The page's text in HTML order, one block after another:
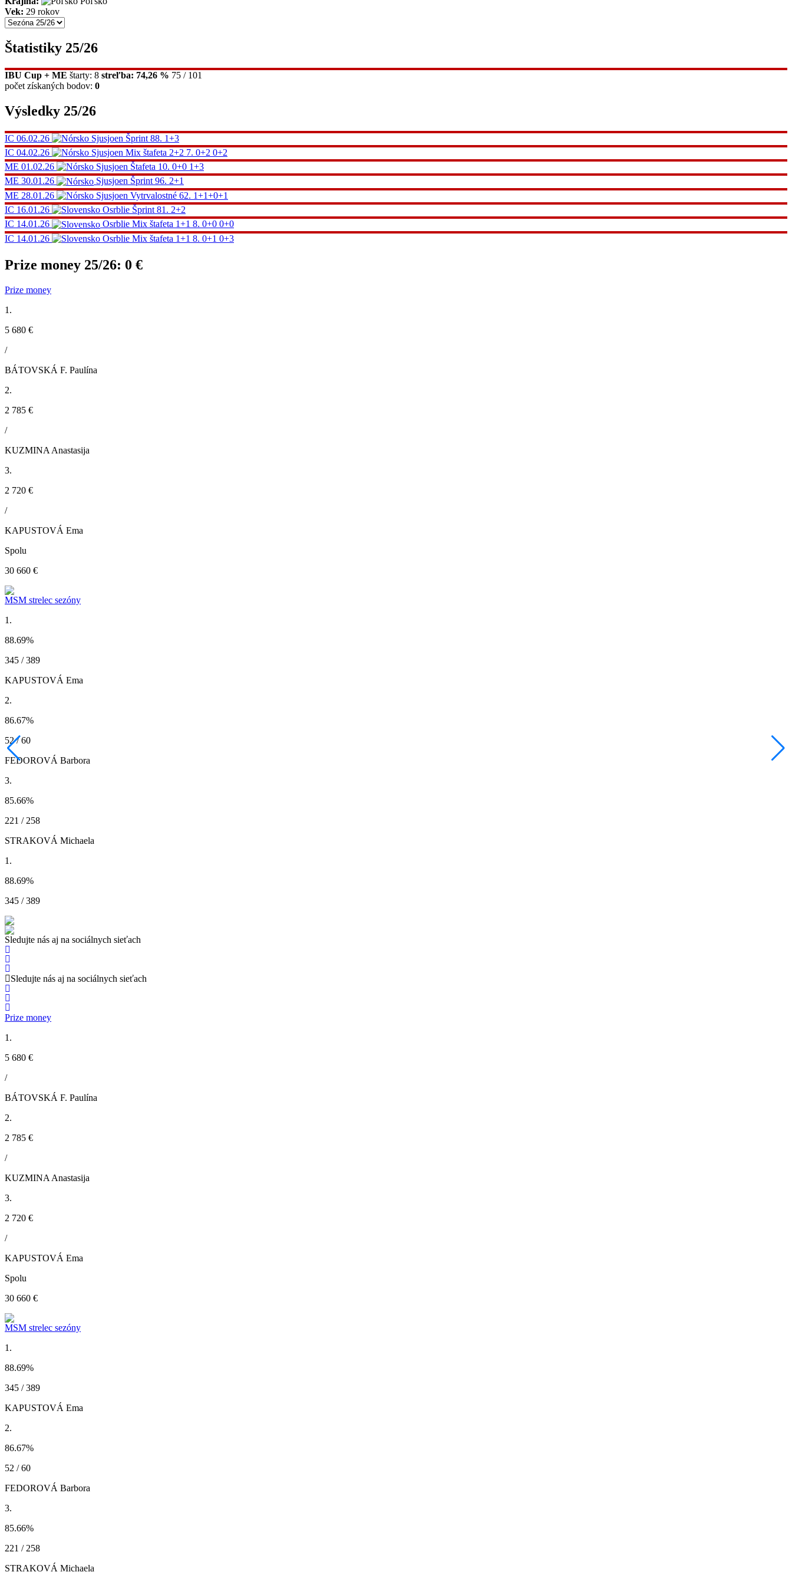
Vek: 29 rokov
Štatistiky 25/26
IBU Cup + ME štarty: 8 streľba: 74,26 % 75 / 101
počet získaných bodov: 0
Výsledky 25/26
IC 06.02.26 Sjusjoen Šprint 88. 1+3
IC 04.02.26 Sjusjoen Mix štafeta 2+2 7. 0+2 0+2
ME 01.02.26 Sjusjoen Štafeta 10. 0+0 1+3
ME 30.01.26 Sjusjoen Šprint 96. 2+1
ME 28.01.26 Sjusjoen Vytrvalostné 62. 1+1+0+1
IC 16.01.26 Osrblie Šprint 81. 2+2
IC 14.01.26 Osrblie Mix štafeta 1+1 8. 0+0 0+0
IC 14.01.26 Osrblie Mix štafeta 1+1 8. 0+1 0+3
Prize money 25/26: 0 €
Prize money
1.
5 680 €
/
BÁTOVSKÁ F. Paulína
2.
2 785 €
/
KUZMINA Anastasija
3.
2 720 €
/
KAPUSTOVÁ Ema
Spolu
30 660 €
MSM strelec sezóny
1.
88.69%
345 / 389
KAPUSTOVÁ Ema
2.
86.67%
52 / 60
FEDOROVÁ Barbora
3.
85.66%
221 / 258
STRAKOVÁ Michaela
1.
88.69%
345 / 389
Sledujte nás aj na sociálnych sieťach
Sledujte nás aj na sociálnych sieťach
Prize money
1.
5 680 €
/
BÁTOVSKÁ F. Paulína
2.
2 785 €
/
KUZMINA Anastasija
3.
2 720 €
/
KAPUSTOVÁ Ema
Spolu
30 660 €
MSM strelec sezóny
1.
88.69%
345 / 389
KAPUSTOVÁ Ema
2.
86.67%
52 / 60
FEDOROVÁ Barbora
3.
85.66%
221 / 258
STRAKOVÁ Michaela